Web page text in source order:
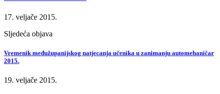
17. veljače 2015.
Sljedeća objava
Vremenik međužupanijskog natjecanja učenika u zanimanju automehaničar
2015.
19. veljače 2015.